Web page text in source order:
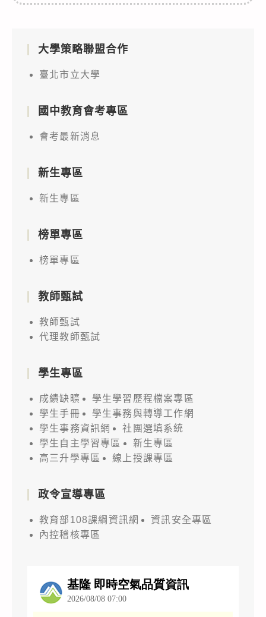
大學策略聯盟合作
臺北市立大學
國中教育會考專區
會考最新消息
新生專區
新生專區
榜單專區
榜單專區
教師甄試
教師甄試
代理教師甄試
學生專區
成績缺曠
學生學習歷程檔案專區
學生手冊
學生事務與轉導工作網
學生事務資訊網
社團選填系統
學生自主學習專區
新生專區
高三升學專區
線上授課專區
政令宣導專區
教育部108課綱資訊網
資訊安全專區
內控稽核專區